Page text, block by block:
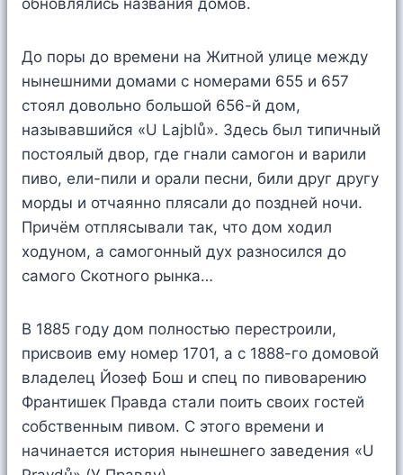
обновлялись названия домов.
До поры до времени на Житной улице между
нынешними домами с номерами 655 и 657
стоял довольно большой 656-й дом,
называвшийся «U Lajblů». Здесь был типичный
постоялый двор, где гнали самогон и варили
пиво, ели-пили и орали песни, били друг другу
морды и отчаянно плясали до поздней ночи.
Причём отплясывали так, что дом ходил
ходуном, а самогонный дух разносился до
самого Скотного рынка…
В 1885 году дом полностью перестроили,
присвоив ему номер 1701, а с 1888-го домовой
владелец Йозеф Бош и спец по пивоварению
Франтишек Правда стали поить своих гостей
собственным пивом. С этого времени и
начинается история нынешнего заведения «U